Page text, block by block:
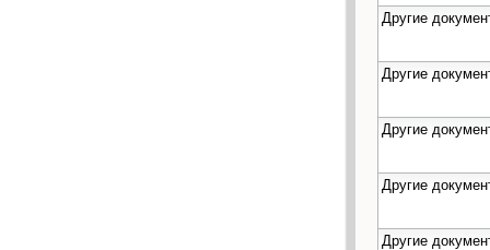
Другие
Другие
Другие
Другие
Другие